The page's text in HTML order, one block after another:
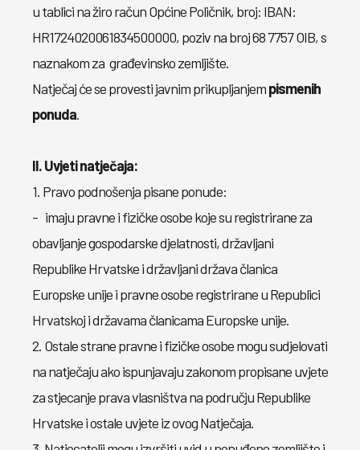
u tablici na žiro račun Općine Poličnik, broj: IBAN:
HR1724020061834500000, poziv na broj 68 7757 OIB, s
naznakom za građevinsko zemljište.
Natječaj će se provesti javnim prikupljanjempismenih
ponuda.
II. Uvjeti natječaja:
1. Pravo podnošenja pisane ponude:
- imaju pravne i fizičke osobe koje su registrirane za
obavljanje gospodarske djelatnosti, državljani
Republike Hrvatske i državljani država članica
Europske unije i pravne osobe registrirane u Republici
Hrvatskoj i državama članicama Europske unije.
2. Ostale strane pravne i fizičke osobe mogu sudjelovati
na natječaju ako ispunjavaju zakonom propisane uvjete
za stjecanje prava vlasništva na području Republike
Hrvatske i ostale uvjete iz ovog Natječaja.